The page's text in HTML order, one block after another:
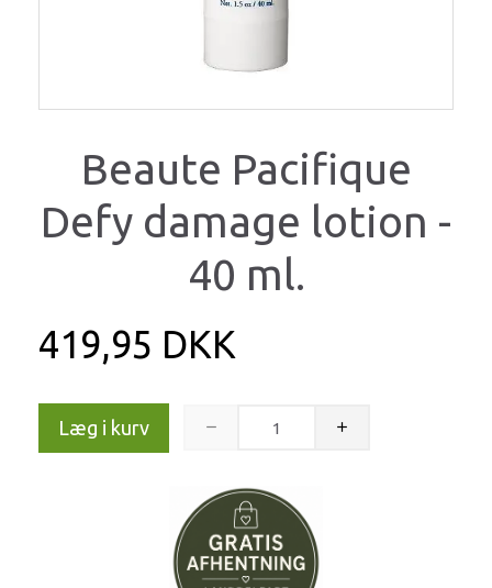
Beaute Pacifique
Defy damage lotion -
40 ml.
419,95 DKK
Læg i kurv